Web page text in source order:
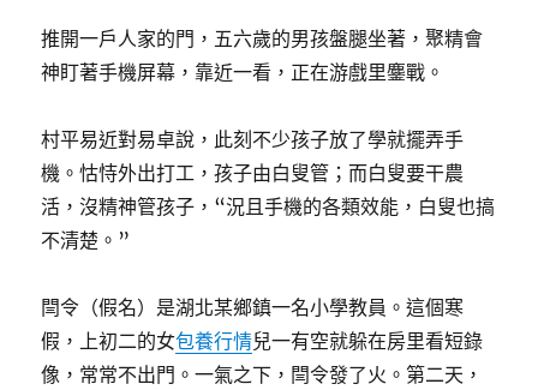
推開一戶人家的門，五六歲的男孩盤腿坐著，聚精會
神盯著手機屏幕，靠近一看，正在游戲里鏖戰。
村平易近對易卓說，此刻不少孩子放了學就擺弄手
機。怙恃外出打工，孩子由白叟管；而白叟要干農
活，沒精神管孩子，“況且手機的各類效能，白叟也搞
不清楚。”
閆令（假名）是湖北某鄉鎮一名小學教員。這個寒
假，上初二的女包養行情兒一有空就躲在房里看短錄
像，常常不出門。一氣之下，閆令發了火。第二天，